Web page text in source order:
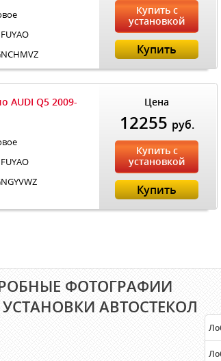
Купить с
установкой
Купить
AUDI Q5 2009-
Цена
12255 руб.
Купить с
установкой
Купить
ФОТОГРАФИИ
АВТОСТЕКОЛ